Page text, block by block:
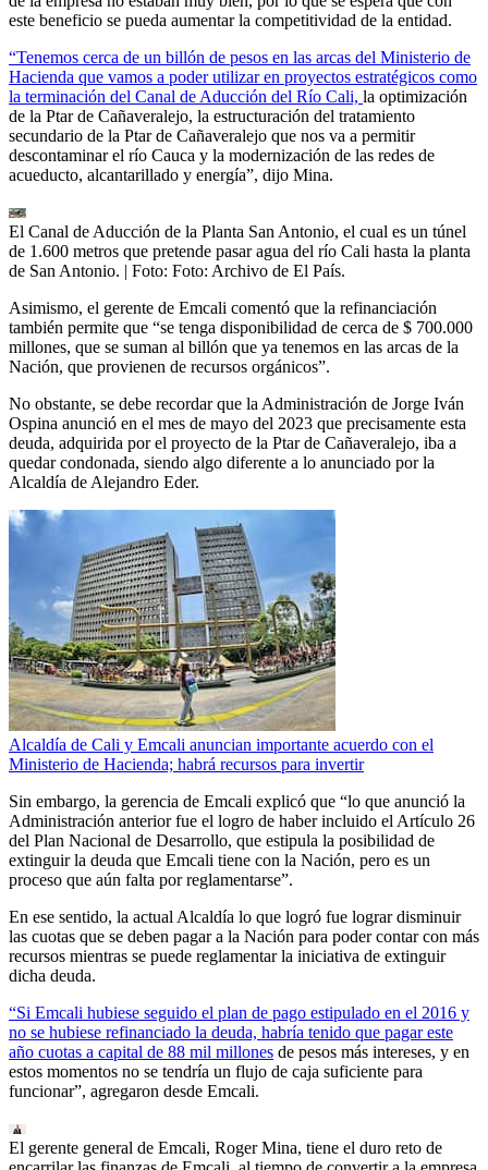
este beneficio se pueda aumentar la competitividad de la entidad.
“Tenemos cerca de un billón de pesos en las arcas del Ministerio de
Hacienda que vamos a poder utilizar en proyectos estratégicos como
la terminación del Canal de Aducción del Río Cali, la optimización
de la Ptar de Cañaveralejo, la estructuración del tratamiento
secundario de la Ptar de Cañaveralejo que nos va a permitir
descontaminar el río Cauca y la modernización de las redes de
acueducto, alcantarillado y energía”, dijo Mina.
El Canal de Aducción de la Planta San Antonio, el cual es un túnel
de 1.600 metros que pretende pasar agua del río Cali hasta la planta
de San Antonio. | Foto: Foto: Archivo de El País.
Asimismo, el gerente de Emcali comentó que la refinanciación
también permite que “se tenga disponibilidad de cerca de $ 700.000
millones, que se suman al billón que ya tenemos en las arcas de la
Nación, que provienen de recursos orgánicos”.
No obstante, se debe recordar que la Administración de Jorge Iván
Ospina anunció en el mes de mayo del 2023 que precisamente esta
deuda, adquirida por el proyecto de la Ptar de Cañaveralejo, iba a
quedar condonada, siendo algo diferente a lo anunciado por la
Alcaldía de Alejandro Eder.
Alcaldía de Cali y Emcali anuncian importante acuerdo con el
Ministerio de Hacienda; habrá recursos para invertir
Sin embargo, la gerencia de Emcali explicó que “lo que anunció la
Administración anterior fue el logro de haber incluido el Artículo 26
del Plan Nacional de Desarrollo, que estipula la posibilidad de
extinguir la deuda que Emcali tiene con la Nación, pero es un
proceso que aún falta por reglamentarse”.
En ese sentido, la actual Alcaldía lo que logró fue lograr disminuir
las cuotas que se deben pagar a la Nación para poder contar con más
recursos mientras se puede reglamentar la iniciativa de extinguir
dicha deuda.
“Si Emcali hubiese seguido el plan de pago estipulado en el 2016 y
no se hubiese refinanciado la deuda, habría tenido que pagar este
año cuotas a capital de 88 mil millones de pesos más intereses, y en
estos momentos no se tendría un flujo de caja suficiente para
funcionar”, agregaron desde Emcali.
El gerente general de Emcali, Roger Mina, tiene el duro reto de